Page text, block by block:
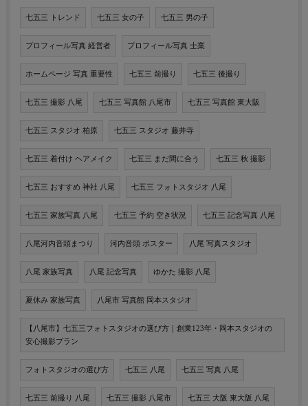
七五三 トレンド 七五三 女の子 七五三 男の子
プロフィール写真 経営者 プロフィール写真 士業
ホームページ 写真 重要性 七五三 前撮り 七五三 後撮り
七五三 撮影 八尾 七五三 写真館 八尾市 七五三 写真館 東大阪
七五三 スタジオ 柏原 七五三 スタジオ 藤井寺
七五三 着付け ヘアメイク 七五三 まだ間に合う 七五三 秋 撮影
七五三 おすすめ 神社 八尾 七五三 フォトスタジオ 八尾
七五三 家族写真 八尾 七五三 予約 空き状況 七五三 記念写真 八尾
八尾河内音頭まつり 河内音頭 ポスター 八尾 写真スタジオ
八尾 家族写真 八尾 記念写真 ゆかた 撮影 八尾
夏休み 家族写真 八尾市 写真館 岡本スタジオ
【八尾市】七五三フォトスタジオの選び方｜創業123年・岡本スタジオの
安心撮影プラン
フォトスタジオの選び方 七五三 八尾 七五三 写真 八尾
七五三 前撮り 八尾 七五三 撮影 八尾市 七五三 大阪 東大阪 八尾